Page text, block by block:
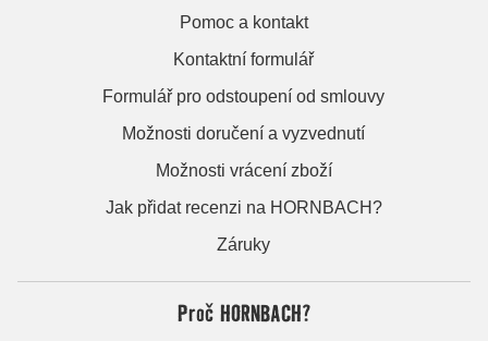
Pomoc a kontakt
Kontaktní formulář
Formulář pro odstoupení od smlouvy
Možnosti doručení a vyzvednutí
Možnosti vrácení zboží
Jak přidat recenzi na HORNBACH?
Záruky
Proč HORNBACH?